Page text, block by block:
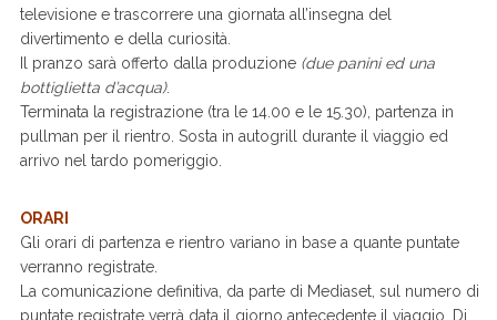
televisione e trascorrere una giornata all’insegna del
divertimento e della curiosità.
Il pranzo sarà offerto dalla produzione (due panini ed una
bottiglietta d’acqua).
Terminata la registrazione (tra le 14.00 e le 15.30), partenza in
pullman per il rientro. Sosta in autogrill durante il viaggio ed
arrivo nel tardo pomeriggio.
ORARI
Gli orari di partenza e rientro variano in base a quante puntate
verranno registrate.
La comunicazione definitiva, da parte di Mediaset, sul numero di
puntate registrate verrà data il giorno antecedente il viaggio. Di